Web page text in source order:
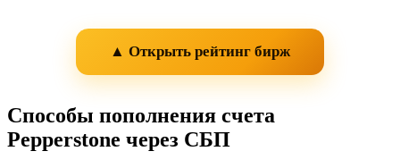
▲ Открыть рейтинг бирж
Способы пополнения счета
Pepperstone через СБП